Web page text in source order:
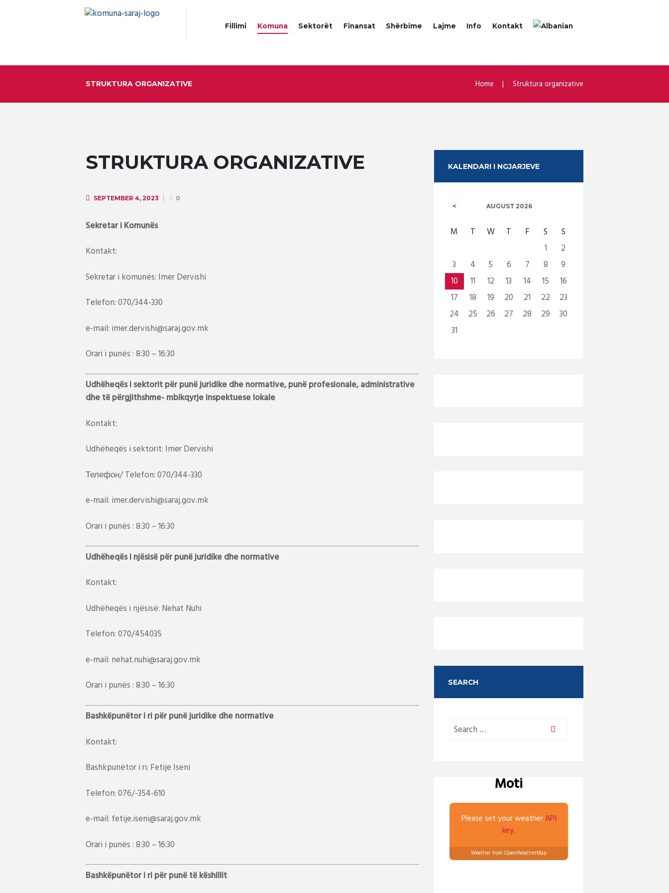
Fillimi Komuna Sektorët Finansat Shërbime Lajme Info Kontakt
STRUKTURA ORGANIZATIVE Home Struktura organizative
STRUKTURA ORGANIZATIVE
SEPTEMBER 4, 2023 0
Sekretar i Komunës
Kontakt:
Sekretar i komunës: Imer Dervishi
Telefon: 070/344-330
e-mail: imer.dervishi@saraj.gov.mk
Orari i punës : 8:30 – 16:30
Udhëheqës i sektorit për punë juridike dhe normative, punë profesionale, administrative
dhe të përgjithshme- mbikqyrje inspektuese lokale
Kontakt:
Udhëheqës i sektorit: Imer Dervishi
Телефон/ Telefon: 070/344-330
e-mail: imer.dervishi@saraj.gov.mk
Orari i punës : 8:30 – 16:30
Udhëheqës i njësisë për punë juridike dhe normative
Kontakt:
Udhëheqës i njësisë: Nehat Nuhi
Telefon: 070/454035
e-mail: nehat.nuhi@saraj.gov.mk
Orari i punës : 8:30 – 16:30
Bashkëpunëtor i ri për punë juridike dhe normative
Kontakt:
Bashkpunëtor i ri: Fetije Iseni
Telefon: 076/-354-610
e-mail: fetije.iseni@saraj.gov.mk
Orari i punës : 8:30 – 16:30
Bashkëpunëtor i ri për punë të këshillit
KALENDARI I NGJARJEVE
AUGUST 2026
M T W T F S
S
1
2
3
4 5 6 7 8
9
10
11 12 13 14 15
16
17
18 19 20 21 22
23
24
25 26 27 28 29
30
31
SEARCH
Moti
Please set your weatherAPI
key.
Weather from OpenWeatherMap